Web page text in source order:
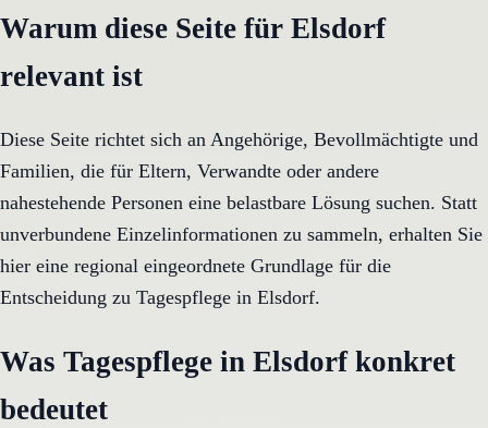
Warum diese Seite für Elsdorf
relevant ist
Diese Seite richtet sich an Angehörige, Bevollmächtigte und
Familien, die für Eltern, Verwandte oder andere
nahestehende Personen eine belastbare Lösung suchen. Statt
unverbundene Einzelinformationen zu sammeln, erhalten Sie
hier eine regional eingeordnete Grundlage für die
Entscheidung zu Tagespflege in Elsdorf.
Was Tagespflege in Elsdorf konkret
bedeutet